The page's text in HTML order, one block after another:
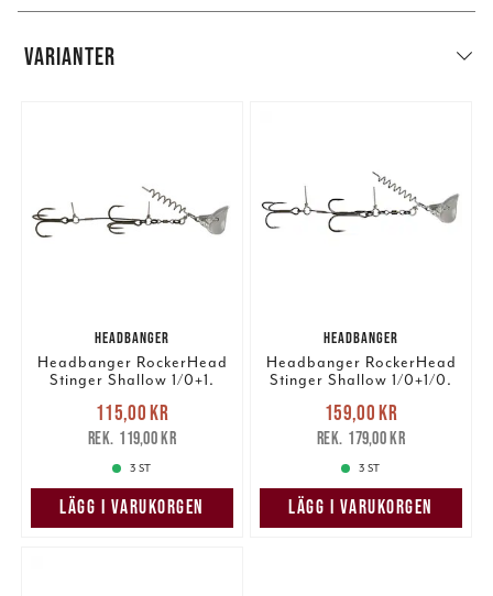
VARIANTER
HEADBANGER
Headbanger RockerHead
Stinger Shallow 1/0+1.
Nuvarande pris
115,00 krTidigare pris
119,00 kr
115,00 kr
119,00 kr
3 ST
LÄGG I VARUKORGEN
HEADBANGER
Headbanger RockerHead
Stinger Shallow 1/0+1/0.
Nuvarande pris
159,00 krTidigare pris
179,00 kr
159,00 kr
179,00 kr
3 ST
LÄGG I VARUKORGEN